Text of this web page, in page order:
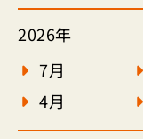
2026年
7月
4月